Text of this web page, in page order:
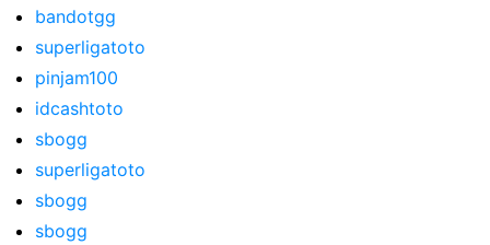
bandotgg
superligatoto
pinjam100
idcashtoto
sbogg
superligatoto
sbogg
sbogg